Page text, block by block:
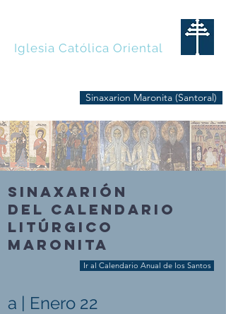
Iglesia Católica Oriental
Sinaxarion Maronita (Santoral)
SINAXARIÓN
DEL CALENDARIO
LITÚRGICO
MARONITA
Ir al Calendario Anual de los Santos
a | Enero 22